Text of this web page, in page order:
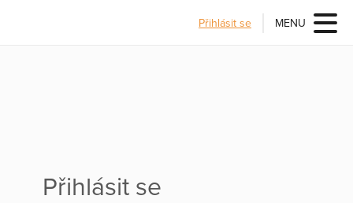
Přihlásit se MENU
Přihlásit se